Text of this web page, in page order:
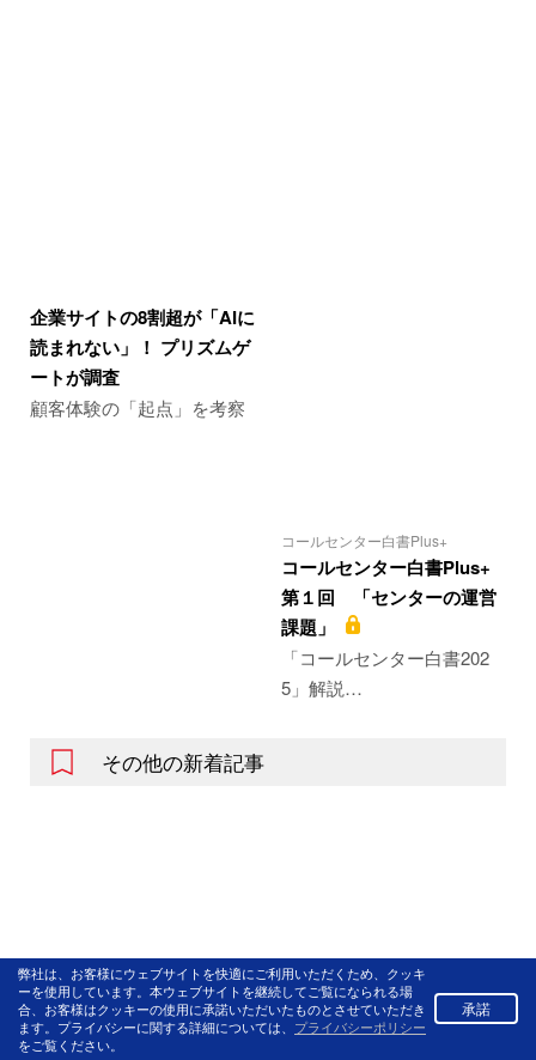
企業サイトの8割超が「AIに
読まれない」！ プリズムゲ
ートが調査
顧客体験の「起点」を考察
コールセンター白書Plus+
コールセンター白書Plus+
第１回 「センターの運営
課題」
「コールセンター白書202
5」解説…
その他の新着記事
弊社は、お客様にウェブサイトを快適にご利用いただくため、クッキ
ーを使用しています。本ウェブサイトを継続してご覧になられる場
合、お客様はクッキーの使用に承諾いただいたものとさせていただき
ます。プライバシーに関する詳細については、 プライバシーポリシー
をご覧ください。
承諾